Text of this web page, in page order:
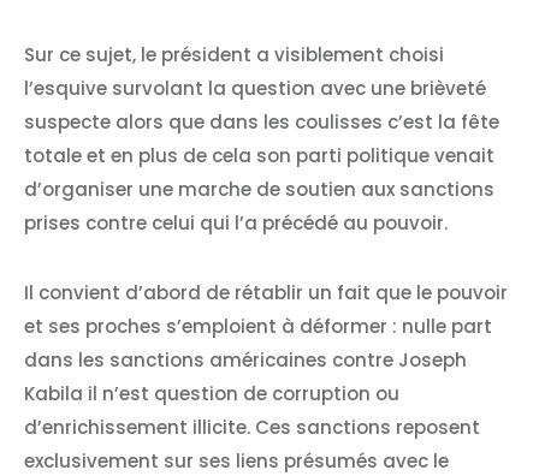
Sur ce sujet, le président a visiblement choisi
l’esquive survolant la question avec une brièveté
suspecte alors que dans les coulisses c’est la fête
totale et en plus de cela son parti politique venait
d’organiser une marche de soutien aux sanctions
prises contre celui qui l’a précédé au pouvoir.
Il convient d’abord de rétablir un fait que le pouvoir
et ses proches s’emploient à déformer : nulle part
dans les sanctions américaines contre Joseph
Kabila il n’est question de corruption ou
d’enrichissement illicite. Ces sanctions reposent
exclusivement sur ses liens présumés avec le